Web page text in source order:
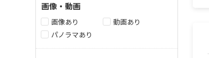
画像・動画
画像あり
動画あり
パノラマあり